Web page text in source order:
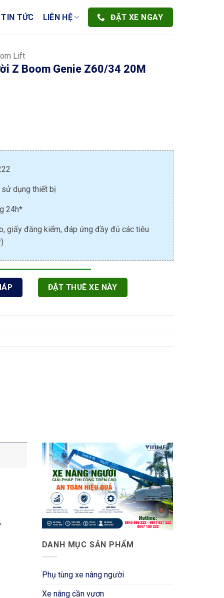
TIN TỨC LIÊN HỆ ĐẶT XE NGAY
Lift
Z Boom Genie Z60/34 20M
sử dụng thiết bị
24h*
giấy đăng kiểm, đáp ứng đầy đủ các tiêu
ĐẶT THUÊ XE NÀY
DANH MỤC SẢN PHẨM
Phụ tùng xe nâng người
Xe nâng cần vươn